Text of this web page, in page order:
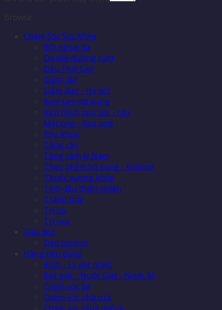
Chăm Sóc Sức Khỏe
Bôi ngoài da
Dạ dày đường ruột
Dầu Thái Lan
Giảm cân
Giảm đau - Hạ sốt
Kem tan mỡ bụng
Kích thích mọc tóc - râu
Mật ong - Keo ong
Phụ khoa
Tăng cân
Tăng sinh lý Nam
Thực phẩm bổ sung - Vitamin
Thuốc xương khớp
Tinh dầu thiên nhiên
Tránh thai
Trị ho
Trị sẹo
Giày dép
Dép Sensini
Hàng tiêu dùng
Bình - Ly giữ nhiệt
Bột giặt - Nước Giặt - Nước Xả
Chăm sóc bé
Chăm sóc nhà cửa